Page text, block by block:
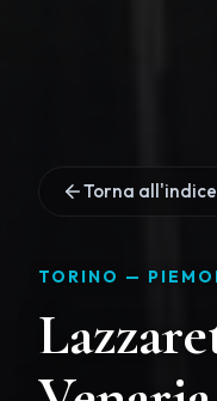
Torna all'indice
TORINO —